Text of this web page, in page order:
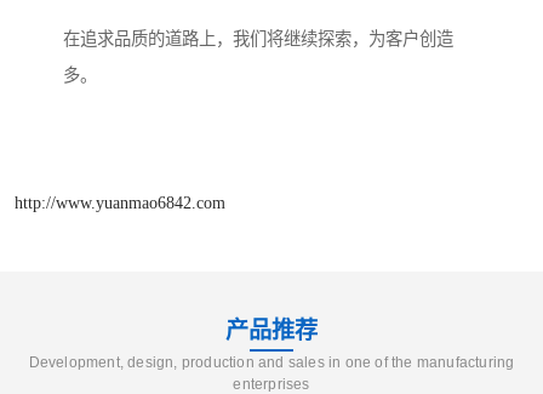
在追求品质的道路上，我们将继续探索，为客户创造
多。
http://www.yuanmao6842.com
产品推荐
Development, design, production and sales in one of the manufacturing
enterprises